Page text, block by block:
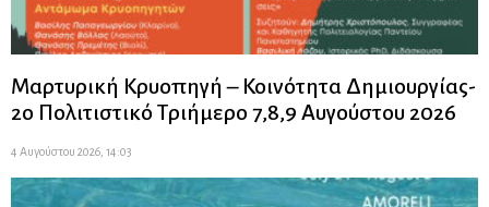
Μαρτυρική Κρυοπηγή – Κοινότητα Δημιουργίας-
2ο Πολιτιστικό Τριήμερο 7,8,9 Αυγούστου 2026
4 Αυγούστου 2026, 14:03